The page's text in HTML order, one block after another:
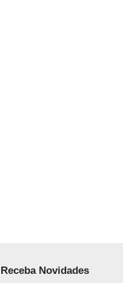
Receba Novidades